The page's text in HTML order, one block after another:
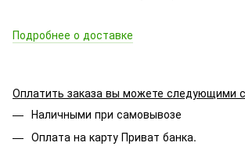
Подробнее о доставке
Оплатить заказа вы можете следующими
Наличными при самовывозе
Оплата на карту Приват банка.